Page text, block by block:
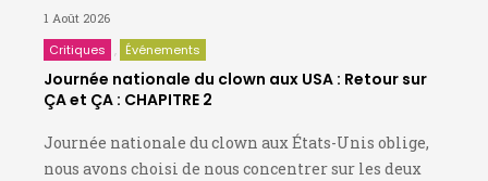
1 Août 2026
Critiques Événements
Journée nationale du clown aux USA : Retour sur
ÇA et ÇA : CHAPITRE 2
Journée nationale du clown aux États-Unis oblige,
nous avons choisi de nous concentrer sur les deux